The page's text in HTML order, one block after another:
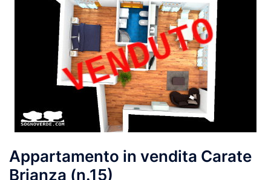
Appartamento in vendita Carate
Brianza (n.15)